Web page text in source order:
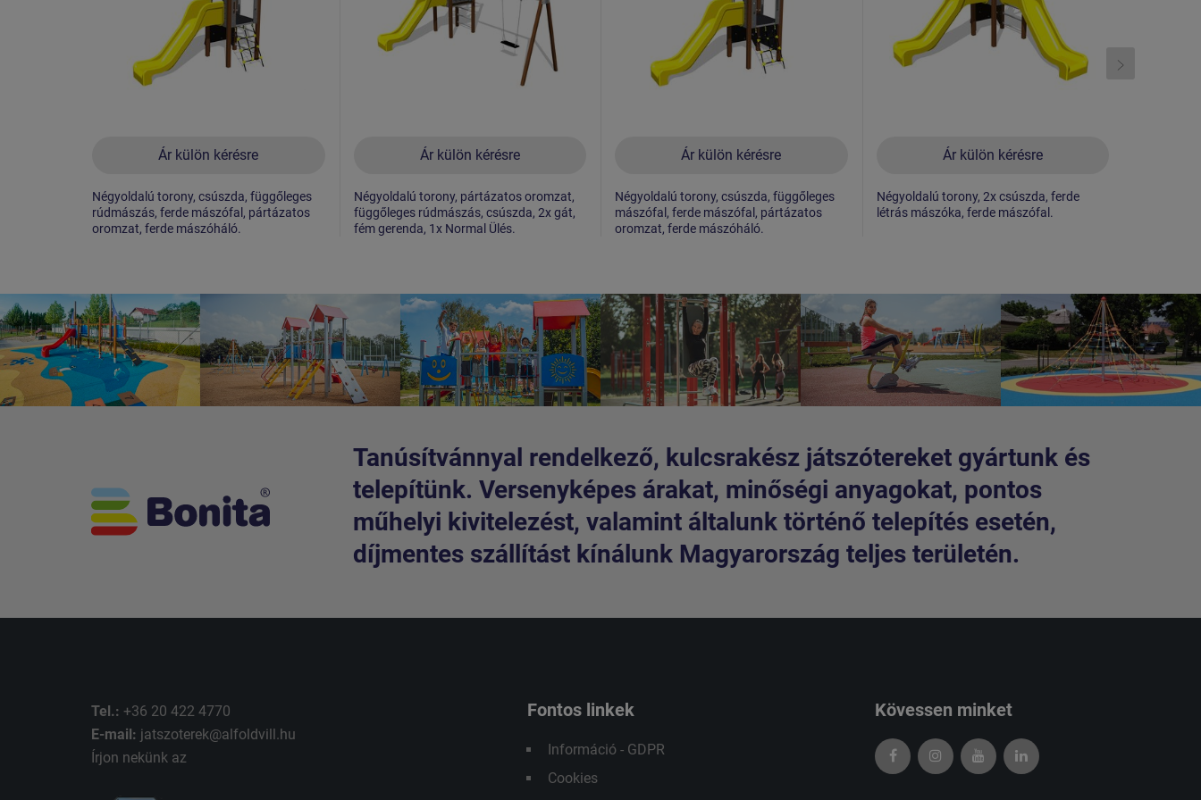
Ár külön kérésre
Négyoldalú torony, csúszda, függőleges
rúdmászás, ferde mászófal, pártázatos
oromzat, ferde mászóháló.
Ár külön kérésre
Négyoldalú torony, pártázatos oromzat,
függőleges rúdmászás, csúszda, 2x gát,
fém gerenda, 1x Normal Ülés.
Ár külön kérésre
Négyoldalú torony, csúszda, függőleges
mászófal, ferde mászófal, pártázatos
oromzat, ferde mászóháló.
Ár külön kérésre
Négyoldalú torony, 2x csúszda, ferde
létrás mászóka, ferde mászófal.
Tanúsítvánnyal rendelkező, kulcsrakész játszótereket gyártunk és
telepítünk. Versenyképes árakat, minőségi anyagokat, pontos
műhelyi kivitelezést, valamint általunk történő telepítés esetén,
díjmentes szállítást kínálunk Magyarország teljes területén.
Tel.: +36 20 422 4770
E-mail: jatszoterek@alfoldvill.hu
Írjon nekünk az
Fontos linkek
Információ - GDPR
Cookies
Kövessen minket